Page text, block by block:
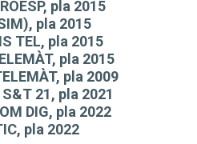
pla 2015
pla 2015
TEL, pla 2015
pla 2015
pla 2009
S&T 21, pla 2021
DIG, pla 2022
pla 2022